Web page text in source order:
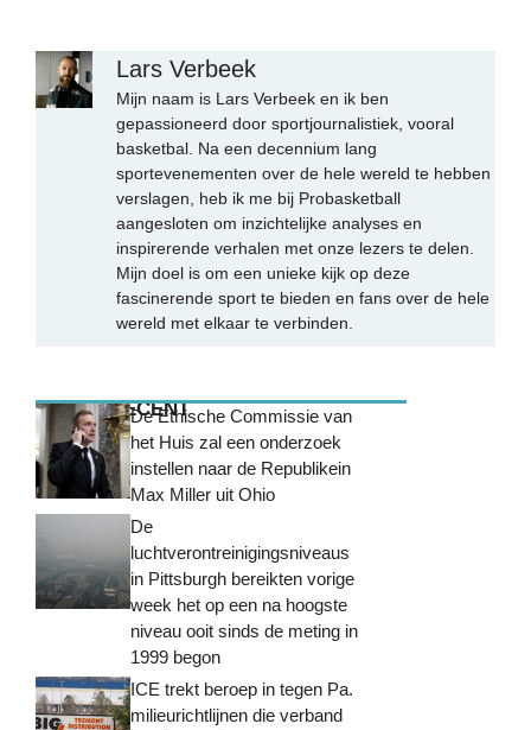
Lars Verbeek
Mijn naam is Lars Verbeek en ik ben
gepassioneerd door sportjournalistiek, vooral
basketbal. Na een decennium lang
sportevenementen over de hele wereld te hebben
verslagen, heb ik me bij Probasketball
aangesloten om inzichtelijke analyses en
inspirerende verhalen met onze lezers te delen.
Mijn doel is om een unieke kijk op deze
fascinerende sport te bieden en fans over de hele
wereld met elkaar te verbinden.
MEEST RECENTDe Ethische Commissie van
het Huis zal een onderzoek
instellen naar de Republikein
Max Miller uit Ohio
De
luchtverontreinigingsniveaus
in Pittsburgh bereikten vorige
week het op een na hoogste
niveau ooit sinds de meting in
1999 begon
ICE trekt beroep in tegen Pa.
milieurichtlijnen die verband